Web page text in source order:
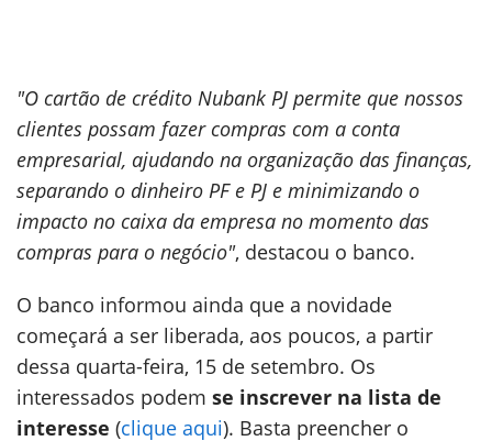
"O cartão de crédito Nubank PJ permite que nossos
clientes possam fazer compras com a conta
empresarial, ajudando na organização das finanças,
separando o dinheiro PF e PJ e minimizando o
impacto no caixa da empresa no momento das
compras para o negócio", destacou o banco.
O banco informou ainda que a novidade
começará a ser liberada, aos poucos, a partir
dessa quarta-feira, 15 de setembro. Os
interessados podem se inscrever na lista de
interesse (clique aqui). Basta preencher o